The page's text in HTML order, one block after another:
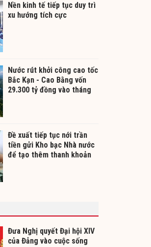
Nền kinh tế tiếp tục duy trì
xu hướng tích cực
Nước rút khởi công cao tốc
Bắc Kạn - Cao Bằng vốn
29.300 tỷ đồng vào tháng
Đề xuất tiếp tục nới trần
tiền gửi Kho bạc Nhà nước
để tạo thêm thanh khoản
Đưa Nghị quyết Đại hội XIV
của Đảng vào cuộc sống